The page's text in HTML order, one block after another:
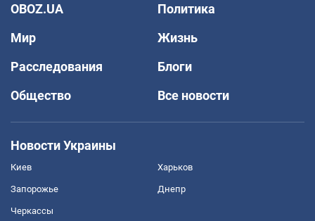
OBOZ.UA
Политика
Мир
Жизнь
Расследования
Блоги
Общество
Все новости
Новости Украины
Киев Харьков
Запорожье Днепр
Черкассы